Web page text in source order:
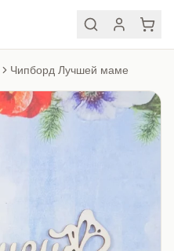
Чипборд Лучшей маме